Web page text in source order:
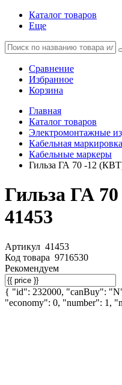
Каталог товаров
Еще
Сравнение
Избранное
Корзина
Главная
Каталог товаров
Электромонтажные
Кабельная маркировка
Кабельные маркеры
Гильза ГА 70 -12
Гильза ГА
41453
Артикул 41453
Код товара 9716530
Рекомендуем
{ "id": 232000, "canBuy":
"economy": 0, "number": 1,